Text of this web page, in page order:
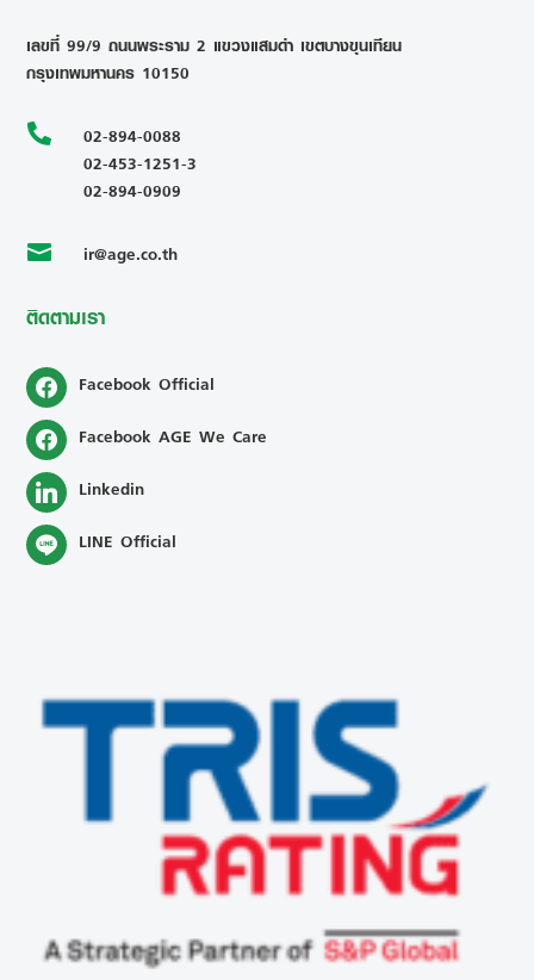
เลขที่ 99/9 ถนนพระราม 2 แขวงแสมดำ เขตบางขุนเทียน
กรุงเทพมหานคร 10150

02-894-0088
02-453-1251-3
02-894-0909
 ir@age.co.th
ติดตามเรา
Facebook Official
Facebook AGE We Care
Linkedin
LINE Official